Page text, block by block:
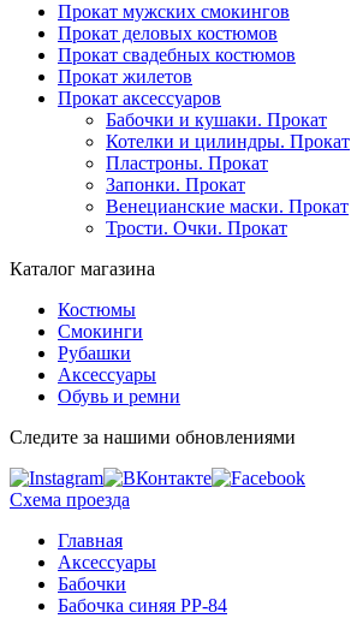
Прокат мужских смокингов
Прокат деловых костюмов
Прокат свадебных костюмов
Прокат жилетов
Прокат аксессуаров
Бабочки и кушаки. Прокат
Котелки и цилиндры. Прокат
Пластроны. Прокат
Запонки. Прокат
Венецианские маски. Прокат
Трости. Очки. Прокат
Каталог магазина
Костюмы
Смокинги
Рубашки
Аксессуары
Обувь и ремни
Следите за нашими обновлениями
Схема проезда
Главная
Аксессуары
Бабочки
Бабочка синяя PP-84